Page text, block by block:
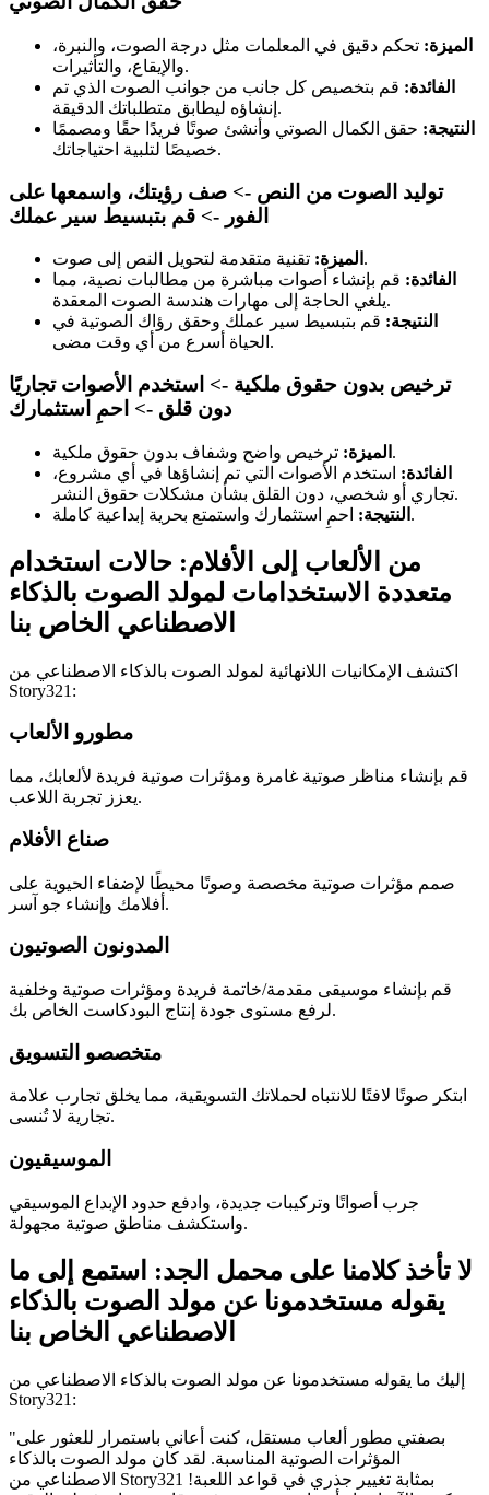
الميزة: تحكم دقيق في المعلمات مثل درجة الصوت، والنبرة،
والإيقاع، والتأثيرات.
الفائدة: قم بتخصيص كل جانب من جوانب الصوت الذي تم
إنشاؤه ليطابق متطلباتك الدقيقة.
النتيجة: حقق الكمال الصوتي وأنشئ صوتًا فريدًا حقًا ومصممًا
خصيصًا لتلبية احتياجاتك.
توليد الصوت من النص -> صف رؤيتك، واسمعها على
الفور -> قم بتبسيط سير عملك
الميزة: تقنية متقدمة لتحويل النص إلى صوت.
الفائدة: قم بإنشاء أصوات مباشرة من مطالبات نصية، مما
يلغي الحاجة إلى مهارات هندسة الصوت المعقدة.
النتيجة: قم بتبسيط سير عملك وحقق رؤاك الصوتية في
الحياة أسرع من أي وقت مضى.
ترخيص بدون حقوق ملكية -> استخدم الأصوات تجاريًا
دون قلق -> احمِ استثمارك
الميزة: ترخيص واضح وشفاف بدون حقوق ملكية.
الفائدة: استخدم الأصوات التي تم إنشاؤها في أي مشروع،
تجاري أو شخصي، دون القلق بشأن مشكلات حقوق النشر.
النتيجة: احمِ استثمارك واستمتع بحرية إبداعية كاملة.
من الألعاب إلى الأفلام: حالات استخدام
متعددة الاستخدامات لمولد الصوت بالذكاء
الاصطناعي الخاص بنا
اكتشف الإمكانيات اللانهائية لمولد الصوت بالذكاء الاصطناعي من
Story321:
مطورو الألعاب
قم بإنشاء مناظر صوتية غامرة ومؤثرات صوتية فريدة لألعابك، مما
يعزز تجربة اللاعب.
صناع الأفلام
صمم مؤثرات صوتية مخصصة وصوتًا محيطًا لإضفاء الحيوية على
أفلامك وإنشاء جو آسر.
المدونون الصوتيون
قم بإنشاء موسيقى مقدمة/خاتمة فريدة ومؤثرات صوتية وخلفية
لرفع مستوى جودة إنتاج البودكاست الخاص بك.
متخصصو التسويق
ابتكر صوتًا لافتًا للانتباه لحملاتك التسويقية، مما يخلق تجارب علامة
تجارية لا تُنسى.
الموسيقيون
جرب أصواتًا وتركيبات جديدة، وادفع حدود الإبداع الموسيقي
واستكشف مناطق صوتية مجهولة.
لا تأخذ كلامنا على محمل الجد: استمع إلى ما
يقوله مستخدمونا عن مولد الصوت بالذكاء
الاصطناعي الخاص بنا
إليك ما يقوله مستخدمونا عن مولد الصوت بالذكاء الاصطناعي من
Story321:
"بصفتي مطور ألعاب مستقل، كنت أعاني باستمرار للعثور على
المؤثرات الصوتية المناسبة. لقد كان مولد الصوت بالذكاء
الاصطناعي من Story321 بمثابة تغيير جذري في قواعد اللعبة!